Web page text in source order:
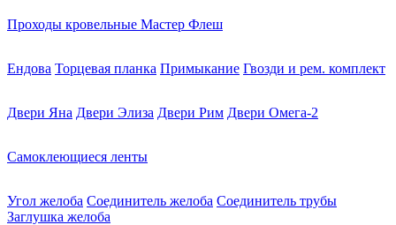
Проходы кровельные Мастер Флеш
Ендова Торцевая планка Примыкание Гвозди и рем. комплект
Двери Яна Двери Элиза Двери Рим Двери Омега-2
Самоклеющиеся ленты
Угол желоба Соединитель желоба Соединитель трубы
Заглушка желоба